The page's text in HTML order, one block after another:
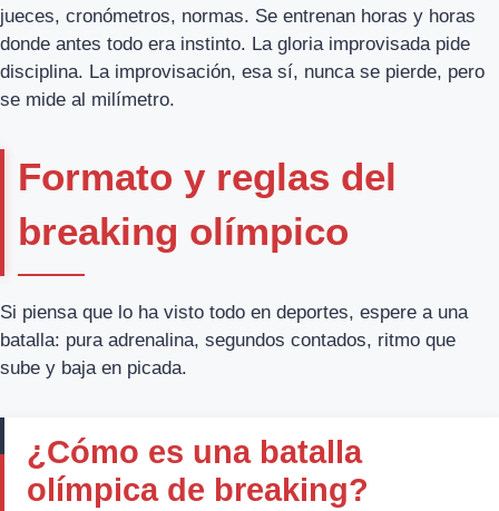
jueces, cronómetros, normas. Se entrenan horas y horas
donde antes todo era instinto. La gloria improvisada pide
disciplina. La improvisación, esa sí, nunca se pierde, pero
se mide al milímetro.
Formato y reglas del
breaking olímpico
Si piensa que lo ha visto todo en deportes, espere a una
batalla: pura adrenalina, segundos contados, ritmo que
sube y baja en picada.
¿Cómo es una batalla
olímpica de breaking?